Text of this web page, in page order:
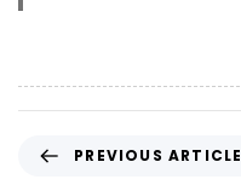
PREVIOUS ARTICLE